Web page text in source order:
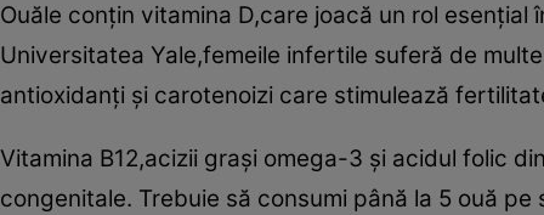
Ouăle conţin vitamina D,care joacă un rol
Universitatea Yale,femeile infertile suferă de
antioxidanţi şi carotenoizi care stimulează
Vitamina B12,acizii graşi omega-3 şi acidul folic
congenitale. Trebuie să consumi până la 5 ouă